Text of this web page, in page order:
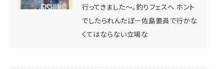
行ってきました～。釣りフェスへ ホント
でしたられんたぼー佐島要員で行かな
くてはならない立場な